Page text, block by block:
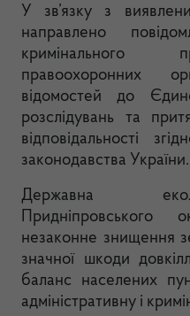
У зв’язку з
направлено
кримінального
правоохоронних
відомостей до
розслідувань та
відповідальності
законодавства України.
Державна
Придніпровського
незаконне знищення
значної шкоди
баланс населених
адміністративну і